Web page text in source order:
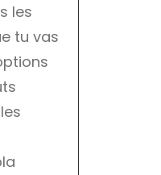
les
tu vas